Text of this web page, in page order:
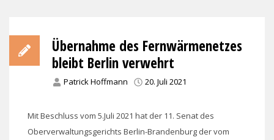
Übernahme des Fernwärmenetzes
bleibt Berlin verwehrt
Patrick Hoffmann 20. Juli 2021
Mit Beschluss vom 5.Juli 2021 hat der 11. Senat des
Oberverwaltungsgerichts Berlin-Brandenburg der vom